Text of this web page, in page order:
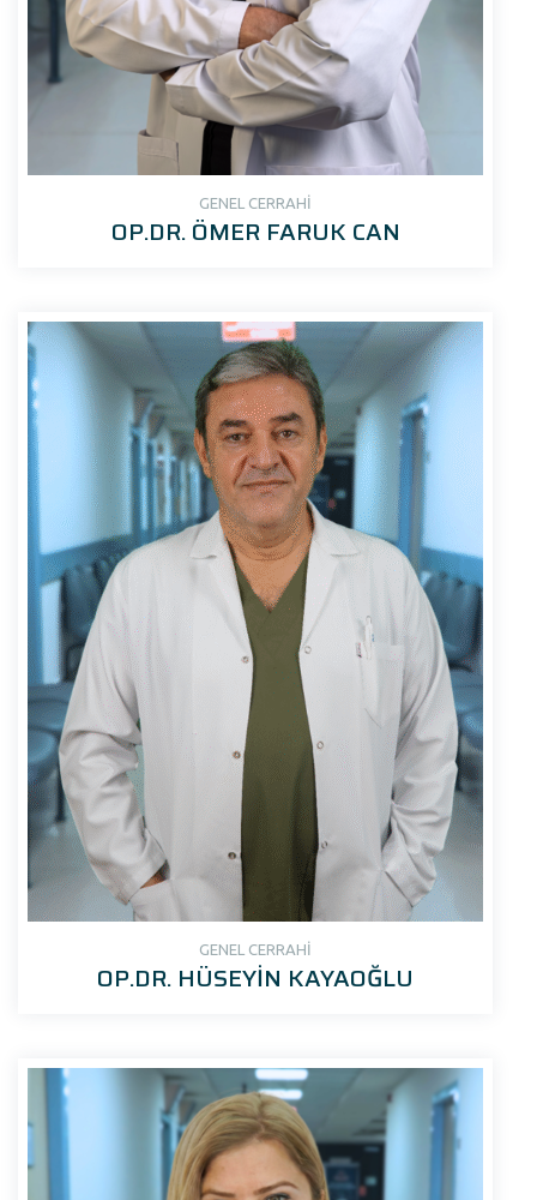
GENEL CERRAHİ
OP.DR. ÖMER FARUK CAN
GENEL CERRAHİ
OP.DR. HÜSEYİN KAYAOĞLU